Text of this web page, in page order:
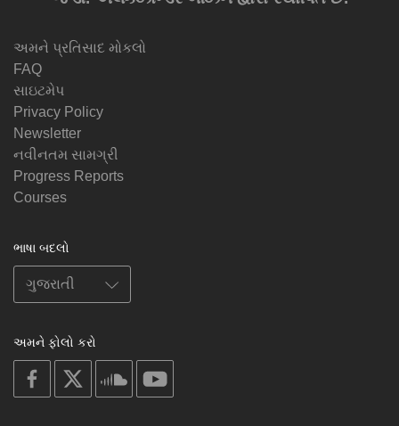
અમને પ્રતિસાદ મોકલો
FAQ
સાઇટમેપ
Privacy Policy
Newsletter
નવીનતમ સામગ્રી
Progress Reports
Courses
ભાષા બદલો
અમને ફોલો કરો
on
facebook
soundcloud